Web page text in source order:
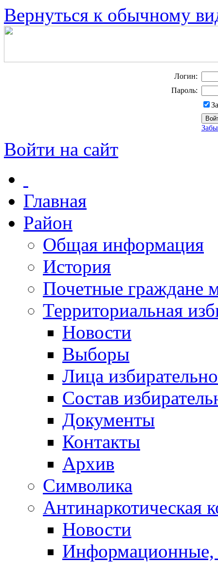
Вернуться к обычному
Логин:
Пароль:
Войти на сайт
Главная
Район
Общая информация
История
Почетные граждане
Территориальная
Новости
Выборы
Лица
Состав
Документы
Контакты
Архив
Символика
Антинаркотическая
Новости
Информационные,